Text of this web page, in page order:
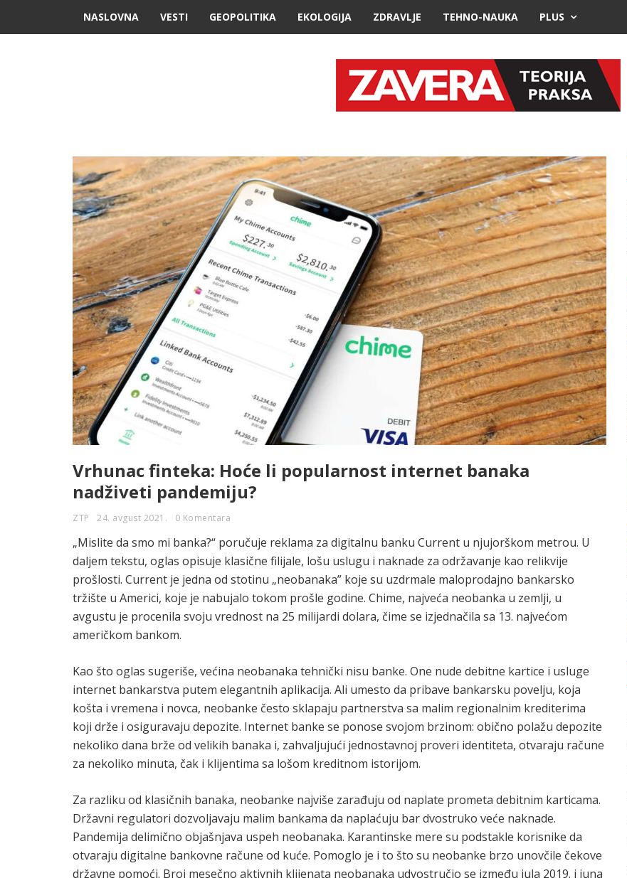
NASLOVNA VESTI GEOPOLITIKA EKOLOGIJA ZDRAVLJE TEHNO-NAUKA PLUS
Vrhunac finteka: Hoće li popularnost internet banaka
nadživeti pandemiju?
ZTP 24. avgust 2021. 0 Komentara
„Mislite da smo mi banka?“ poručuje reklama za digitalnu banku Current u njujorškom metrou. U
daljem tekstu, oglas opisuje klasične filijale, lošu uslugu i naknade za održavanje kao relikvije
prošlosti. Current je jedna od stotinu „neobanaka” koje su uzdrmale maloprodajno bankarsko
tržište u Americi, koje je nabujalo tokom prošle godine. Chime, najveća neobanka u zemlji, u
avgustu je procenila svoju vrednost na 25 milijardi dolara, čime se izjednačila sa 13. najvećom
američkom bankom.
Kao što oglas sugeriše, većina neobanaka tehnički nisu banke. One nude debitne kartice i usluge
internet bankarstva putem elegantnih aplikacija. Ali umesto da pribave bankarsku povelju, koja
košta i vremena i novca, neobanke često sklapaju partnerstva sa malim regionalnim krediterima
koji drže i osiguravaju depozite. Internet banke se ponose svojom brzinom: obično polažu depozite
nekoliko dana brže od velikih banaka i, zahvaljujući jednostavnoj proveri identiteta, otvaraju račune
za nekoliko minuta, čak i klijentima sa lošom kreditnom istorijom.
Za razliku od klasičnih banaka, neobanke najviše zarađuju od naplate prometa debitnim karticama.
Državni regulatori dozvoljavaju malim bankama da naplaćuju bar dvostruko veće naknade.
Pandemija delimično objašnjava uspeh neobanaka. Karantinske mere su podstakle korisnike da
otvaraju digitalne bankovne račune od kuće. Pomoglo je i to što su neobanke brzo unovčile čekove
državne pomoći. Broj mesečno aktivnih klijenata neobanaka udvostručio se između jula 2019. i juna